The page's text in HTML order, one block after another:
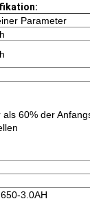
Parameter
als 60% der
3.0AH